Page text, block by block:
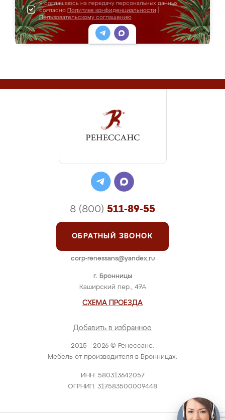
Я соглашаюсь на передачу персональных данных
согласно Политике конфиденциальности
Пользовательскому соглашению
2015 - 2026 © Ренессанс.
Мебель от производителя в Бронницах.
ИНН: 580313642057
ОГРНИП: 317583500009448
г. Бронницы
Каширский пер., 47А
СХЕМА ПРОЕЗДА
Добавить в избранное
8 (800) 511-89-55
ОБРАТНЫЙ ЗВОНОК
corp-renessans@yandex.ru